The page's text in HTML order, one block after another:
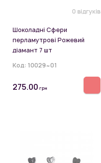
0 відгуків
Шоколадні Сфери
перламутрові Рожевий
діамант 7 шт
Код: 10029~01
275.00 грн